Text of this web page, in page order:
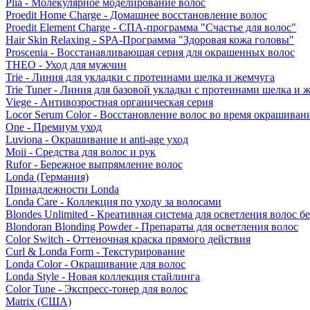
Plia - Молекулярное моделирование волос
Proedit Home Charge - Домашнее восстановление волос
Proedit Element Charge - СПА-программа "Счастье для волос"
Hair Skin Relaxing - SPA-Программа "Здоровая кожа головы"
Proscenia - Восстанавливающая серия для окрашенных волос
THEO - Уход для мужчин
Trie - Линия для укладки с протеинами шелка и жемчуга
Trie Tuner - Линия для базовой укладки с протеинами шелка и
Viege - Антивозростная органическая серия
Locor Serum Color - Восстановление волос во время
One - Премиум уход
Luviona - Окрашивание и anti-age уход
Moii - Средства для волос и рук
Rufor - Бережное выпрямление волос
Londa (Германия)
Принадлежности Londa
Londa Care - Коллекция по уходу за волосами
Blondes Unlimited - Креативная система для осветления волос
Blondoran Blonding Powder - Препараты для осветления волос
Color Switch - Оттеночная краска прямого действия
Curl & Londa Form - Текстурирование
Londa Color - Окрашивание для волос
Londa Style - Новая коллекция стайлинга
Color Tune - Экспресс-тонер для волос
Matrix (США)